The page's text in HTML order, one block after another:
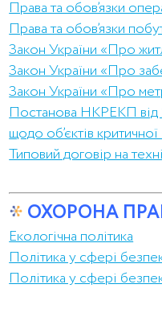
Права та обов’язки
Права та обов’язки
Закон України «Про
Закон України «Про
Закон України «Про
Постанова НКРЕКП від
щодо об’єктів
Типовий договір на
ОХОРОНА
Екологічна політика
Політика у сфері
Політика у сфері